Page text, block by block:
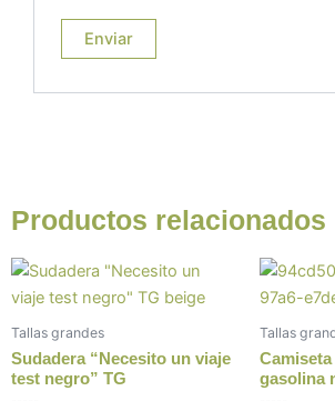
Productos relacionados
Tallas grandes
Sudadera “Necesito un viaje
test negro” TG
producto
múltiples
variantes.
Tallas
gasolina